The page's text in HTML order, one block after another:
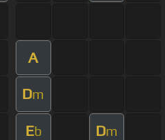
A
Dm
Eb Dm